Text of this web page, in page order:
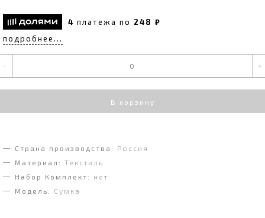
4 платежа по 248 ₽
подробнее...
- +
В корзину
Страна производства:
Россия
Материал: Текстиль
Набор Комплект:
нет
Модель:
Сумка